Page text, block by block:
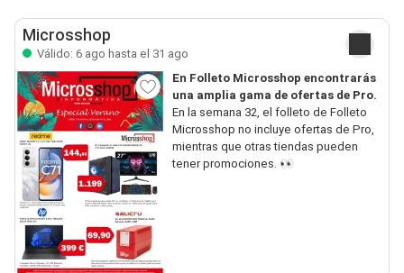
Microsshop
Válido: 6 ago hasta el 31 ago
En Folleto Microsshop encontrarás
una amplia gama de ofertas de Pro.
En la semana 32, el folleto de Folleto
Microsshop no incluye ofertas de Pro,
mientras que otras tiendas pueden
tener promociones. 👀